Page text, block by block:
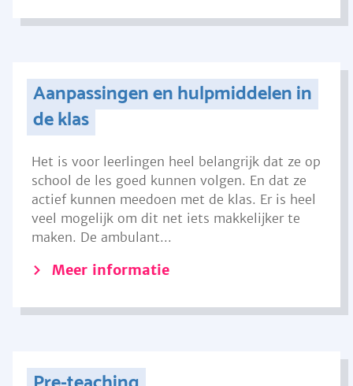
Aanpassingen en hulpmiddelen in
de klas
Het is voor leerlingen heel belangrijk dat ze op
school de les goed kunnen volgen. En dat ze
actief kunnen meedoen met de klas. Er is heel
veel mogelijk om dit net iets makkelijker te
maken. De ambulant...
Meer informatie